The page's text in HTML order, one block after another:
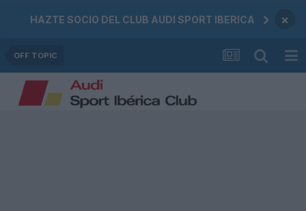
HAZTE SOCIO DEL CLUB AUDI SPORT IBERICA ×
OFF TOPIC